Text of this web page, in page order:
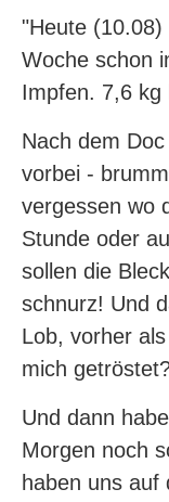
"Heute
Woche schon
Impfen. 7,6 kg
Nach dem
vorbei -
vergessen wo
Stunde oder
sollen die
schnurz! Und
Lob, vorher
mich
Und dann
Morgen noch
haben uns